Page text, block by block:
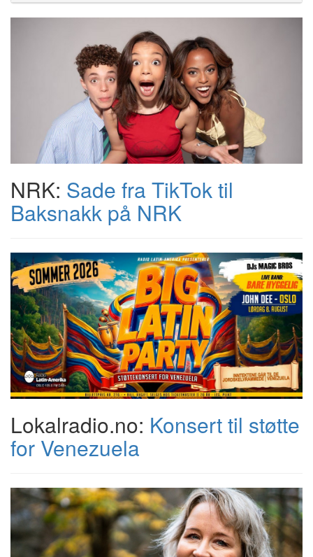
NRK: Sade fra TikTok til
Baksnakk på NRK
Lokalradio.no: Konsert til støtte
for Venezuela